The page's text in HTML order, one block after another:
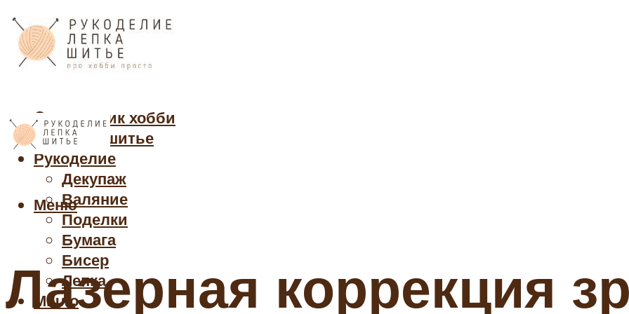
Cправочник хобби
Кройка и шитье
Рукоделие
Декупаж
Валяние
Поделки
Бумага
Бисер
Лепка
Мыло
Меню
Лазерная коррекция